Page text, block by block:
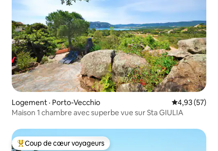
Logement · Porto-Vecchio Note
4,93 (57)
Maison 1 chambre avec superbe vue sur Sta GIULIA
Coup de cœur voyageurs parmi les plus aimés
Coup de cœur voyageurs